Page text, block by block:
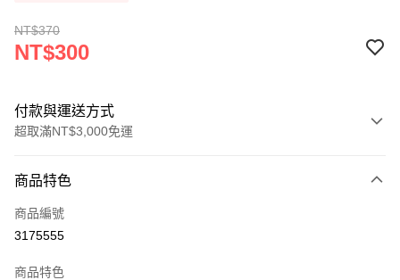
NT$370
NT$300
付款與運送方式
超取滿NT$3,000免運
信用卡一次付款
超商取貨付款
商品特色
商品編號
3175555
商品特色